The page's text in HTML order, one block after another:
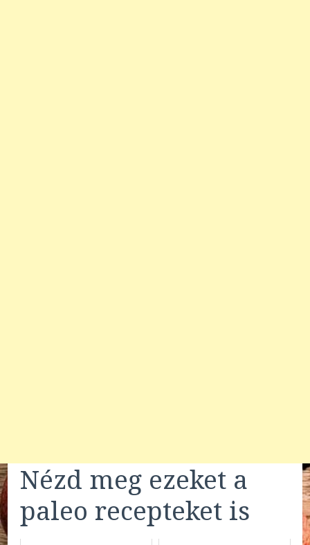
Nézd meg ezeket a
paleo recepteket is